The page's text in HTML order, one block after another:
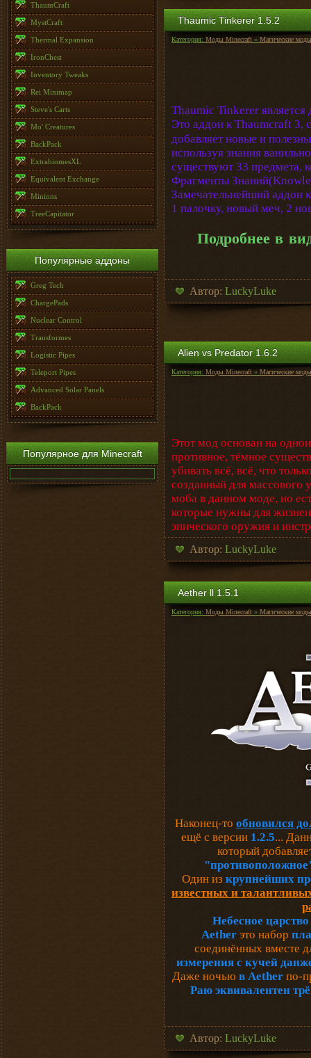
ThaumCraft
MystCraft
Thermal Expansion
IronChest
Inventory Tweaks
Rei Minimap
Steve's Carts
Mo' Creatures
BackPack
ExtrabiomesXL
Equivalent Exchange
Minions
TreeCapitator
Популярные аддоны
Greg Tech
ChargePads
Nuclear Control
Transformes
Logistic Pipes
Teleport Pipes
Advanced Solar Panels
BackPack
Популярное для Minecraft
Thaumic Tinkerer 1.5.2
Категория: Моды Minecraft » Магические моды
Thaumic Tinkerer
Это аддон к Thaumcraft
добавляет новые и
используя знания
существуют 33 предмета,
Фрагменты
Замечательнейший аддон
1 палочку, новый меч, 2
Подробнее в
Автор: LuckyLuke
Alien vs Predator 1.6.2
Категория: Моды Minecraft » Магические моды
Этот мод основан на
противное, тёмное
убивать всё, всё, что
созданный для
моба в данном моде, но
которые нужны для
эпического оружия и
Автор: LuckyLuke
Aether ll 1.5.1
Категория: Моды Minecraft » Магические моды
Наконец-то обновился
ещё с версии 1.2.5...
который
Один из крупнейших
известных и
Небесное царство
Aether это набор
соединённых вместе
измерения с кучей
Даже ночью в Aether по-
Раю эквивалентен
Автор: LuckyLuke